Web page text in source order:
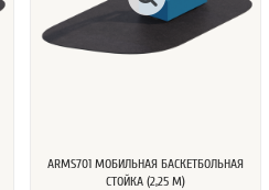
ARMS701 МОБИЛЬНАЯ БАСКЕТБОЛЬНАЯ
СТОЙКА (2,25 М)